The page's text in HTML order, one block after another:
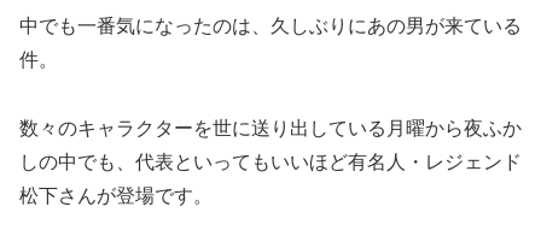
中でも一番気になったのは、久しぶりにあの男が来ている
件。
数々のキャラクターを世に送り出している月曜から夜ふか
しの中でも、代表といってもいいほど有名人・レジェンド
松下さんが登場です。